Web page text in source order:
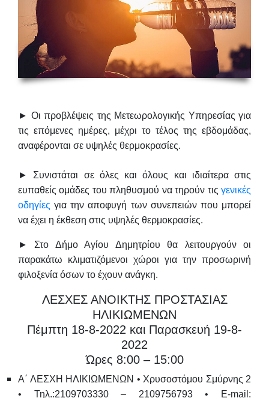
► Οι προβλέψεις της Μετεωρολογικής Υπηρεσίας για
τις επόμενες ημέρες, μέχρι το τέλος της εβδομάδας,
αναφέρονται σε υψηλές θερμοκρασίες.
► Συνιστάται σε όλες και όλους και ιδιαίτερα στις
ευπαθείς ομάδες του πληθυσμού να τηρούν τις γενικές
οδηγίες για την αποφυγή των συνεπειών που μπορεί
να έχει η έκθεση στις υψηλές θερμοκρασίες.
► Στο Δήμο Αγίου Δημητρίου θα λειτουργούν οι
παρακάτω κλιματιζόμενοι χώροι για την προσωρινή
φιλοξενία όσων το έχουν ανάγκη.
ΛΕΣΧΕΣ ΑΝΟΙΚΤΗΣ ΠΡΟΣΤΑΣΙΑΣ
ΗΛΙΚΙΩΜΕΝΩΝ
Πέμπτη 18-8-2022 και Παρασκευή 19-8-
2022
Ώρες 8:00 – 15:00
Α΄ ΛΕΣΧΗ ΗΛΙΚΙΩΜΕΝΩΝ • Χρυσοστόμου Σμύρνης 2
• Τηλ.:2109703330 – 2109756793 • E-mail: